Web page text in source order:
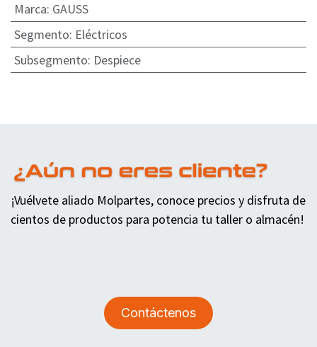
Marca: GAUSS
Segmento: Eléctricos
Subsegmento: Despiece
¡Vuélvete aliado Molpartes, conoce precios y disfruta de
cientos de productos para potencia tu taller o almacén!
Contáctenos